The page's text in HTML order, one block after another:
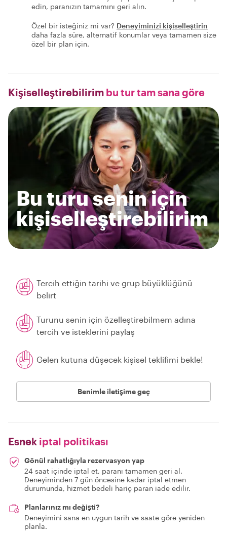
edin, paranızın tamamını geri alın.
Özel bir isteğiniz mi var? Deneyiminizi kişiselleştirin
daha fazla süre, alternatif konumlar veya tamamen size
özel bir plan için.
Kişiselleştirebilirim bu tur tam sana göre
Bu turu senin için
kişiselleştirebilirim
Tercih ettiğin tarihi ve grup büyüklüğünü
belirt
Turunu senin için özelleştirebilmem adına
tercih ve isteklerini paylaş
Gelen kutuna düşecek kişisel teklifimi bekle!
Benimle iletişime geç
Esnek iptal politikası
Gönül rahatlığıyla rezervasyon yap
24 saat içinde iptal et, paranı tamamen geri al.
Deneyiminden 7 gün öncesine kadar iptal etmen
durumunda, hizmet bedeli hariç paran iade edilir.
Planlarınız mı değişti?
Deneyimini sana en uygun tarih ve saate göre yeniden
planla.